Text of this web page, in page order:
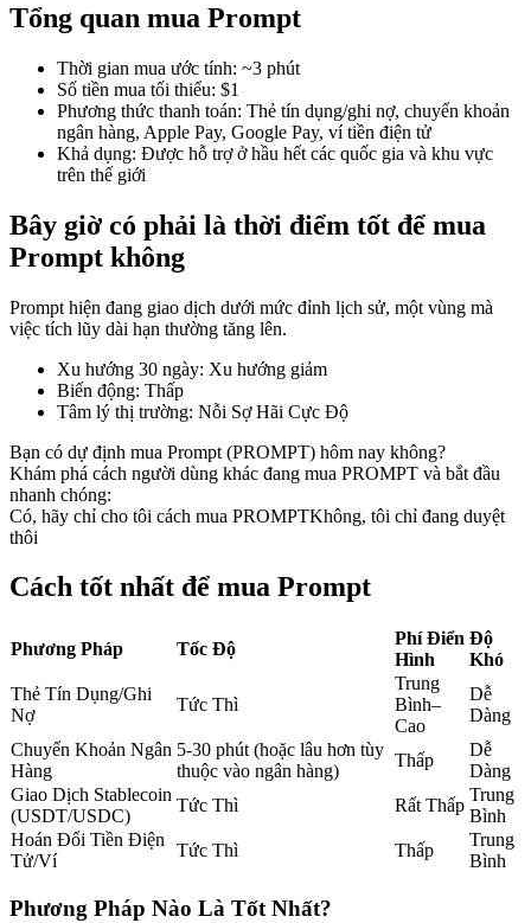
COIN-M Futures
Futures sử dụng token làm tài sản thế chấp
TradFi
USDC Futures vĩnh cửu
Futures sử dụng USDC làm tài sản thế chấp
Tham gia cùng các nhà giao dịch hàng đầu
Tổng quan mua Prompt
Thời gian mua ước tính: ~3 phút
Số tiền mua tối thiểu: $1
Phương thức thanh toán: Thẻ tín dụng/ghi nợ, chuyển khoản
ngân hàng, Apple Pay, Google Pay, ví tiền điện tử
Khả dụng: Được hỗ trợ ở hầu hết các quốc gia và khu vực
trên thế giới
Bây giờ có phải là thời điểm tốt để mua
Prompt không
Prompt hiện đang giao dịch dưới mức đỉnh lịch sử, một vùng mà
việc tích lũy dài hạn thường tăng lên.
Xu hướng 30 ngày: Xu hướng giảm
Biến động: Thấp
Tâm lý thị trường: Nỗi Sợ Hãi Cực Độ
Bạn có dự định mua Prompt (PROMPT) hôm nay không?
Khám phá cách người dùng khác đang mua PROMPT và bắt đầu
nhanh chóng:
Có, hãy chỉ cho tôi cách mua PROMPTKhông, tôi chỉ đang duyệt
thôi
Cách tốt nhất để mua Prompt
Phương Pháp Tốc Độ
Phí Điển
Hình
Độ
Khó
Thẻ Tín Dụng/Ghi
Nợ
Tức Thì
Trung
Bình–
Cao
Dễ
Dàng
Chuyển Khoản Ngân
Hàng
5-30 phút (hoặc lâu hơn tùy
thuộc vào ngân hàng)
Thấp
Dễ
Dàng
Giao Dịch Stablecoin
(USDT/USDC)
Tức Thì Rất Thấp
Trung
Bình
Hoán Đổi Tiền Điện
Tử/Ví
Tức Thì Thấp
Trung
Bình
Phương Pháp Nào Là Tốt Nhất?